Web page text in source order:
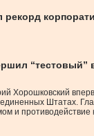
рекорд
“тестовый”
Хорошковский
Штатах.
и противодействие